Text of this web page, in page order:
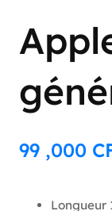
99 ,000
Longueur